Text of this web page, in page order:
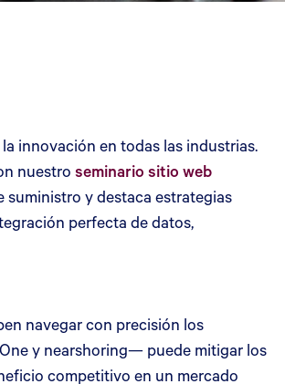
innovación en todas las industrias.
nuestro seminario sitio web
suministro y destaca estrategias
perfecta de datos,
navegar con precisión los
y nearshoring— puede mitigar los
competitivo en un mercado